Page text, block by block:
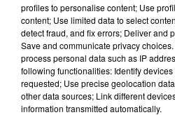
profiles to personalise content; Use
content; Use limited data to select
detect fraud, and fix errors; Deliver and
Save and communicate privacy
process personal data such as IP
following functionalities: Identify
requested; Use precise geolocation
other data sources; Link different
information transmitted automatically.